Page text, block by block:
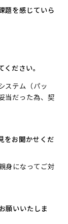
題を感じていら
ださい。
ステム（パッ
当だった為、契
をお聞かせくだ
身になってご対
願いいたしま